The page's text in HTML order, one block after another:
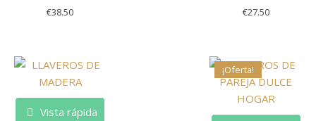
€38.50 €27.50
Vista rápida
¡Oferta!